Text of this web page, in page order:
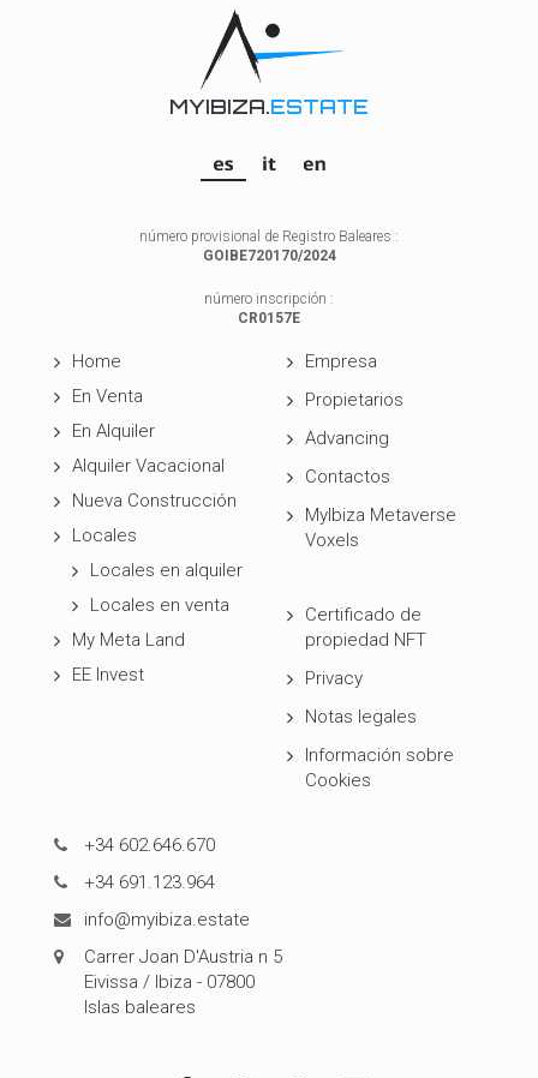
MYIBIZA.ESTATE
número provisional de Registro Baleares :
GOIBE720170/2024
número inscripción :
CR0157E
Home
En Venta
En Alquiler
Alquiler Vacacional
Nueva Construcción
Locales
Locales en alquiler
Locales en venta
My Meta Land
EE Invest
Empresa
Propietarios
Advancing
Contactos
MyIbiza Metaverse
Voxels
Certificado de
propiedad NFT
Privacy
Notas legales
Información sobre
Cookies
+34 602.646.670
+34 691.123.964
info@myibiza.estate
Carrer Joan D'Austria n 5
Eivissa / Ibiza - 07800
Islas baleares